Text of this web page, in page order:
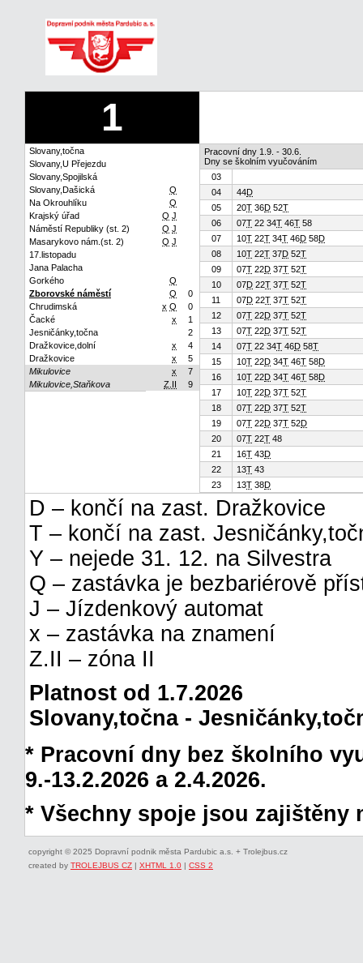
1
Slovany,točna
Slovany,U Přejezdu
Slovany,Spojilská
Slovany,Dašická
Q
Na Okrouhlíku
Q
Krajský úřad
Q J
Náměstí Republiky (st. 2)
Q J
Masarykovo nám.(st. 2)
Q J
17.listopadu
Jana Palacha
Gorkého
Q
Zborovské náměstí
Q
0
Chrudimská
x Q
0
Čacké
x
1
Jesničánky,točna
2
Dražkovice,dolní
x
4
Dražkovice
x
5
Mikulovice
x
7
Mikulovice,Staňkova
Z.II 9
Pracovní dny 1.9. - 30.6.
Dny se školním vyučováním
03
04
44D
05
20T 36D 52T
06
07T 22 34T 46T 58
07
10T 22T 34T 46D 58D
08
10T 22T 37D 52T
09
07T 22D 37T 52T
10
07D 22T 37T 52T
11
07D 22T 37T 52T
12
07T 22D 37T 52T
13
07T 22D 37T 52T
14
07T 22 34T 46D 58T
15
10T 22D 34T 46T 58D
16
10T 22D 34T 46T 58D
17
10T 22D 37T 52T
18
07T 22D 37T 52T
19
07T 22D 37T 52D
20
07T 22T 48
21
16T 43D
22
13T 43
23
13T 38D
D – končí na zast. Dražkovice
T – končí na zast.
Y – nejede 31. 12. na Silvestra
Q – zastávka je bezbariérově
J – Jízdenkový automat
x – zastávka na znamení
Z.II – zóna II
Platnost od 1.7.2026
Slovany,točna -
* Pracovní dny bez školního
9.-13.2.2026 a 2.4.2026.
* Všechny spoje jsou zajištěny
copyright © 2025 Dopravní podnik města Pardubic a.s. + Trolejbus.cz
created by TROLEJBUS CZ | XHTML 1.0 | CSS 2